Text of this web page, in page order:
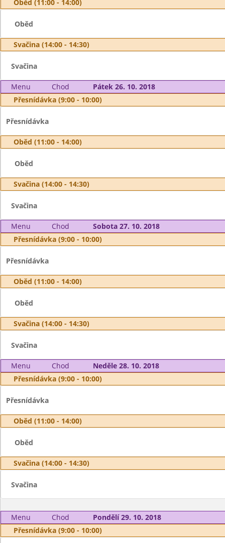
Oběd (11:00 - 14:00)
Oběd
Svačina (14:00 - 14:30)
Svačina
Menu Chod
Pátek 26. 10. 2018
Přesnídávka (9:00 - 10:00)
Přesnídávka
Oběd (11:00 - 14:00)
Oběd
Svačina (14:00 - 14:30)
Svačina
Menu Chod
Sobota 27. 10. 2018
Přesnídávka (9:00 - 10:00)
Přesnídávka
Oběd (11:00 - 14:00)
Oběd
Svačina (14:00 - 14:30)
Svačina
Menu Chod
Neděle 28. 10. 2018
Přesnídávka (9:00 - 10:00)
Přesnídávka
Oběd (11:00 - 14:00)
Oběd
Svačina (14:00 - 14:30)
Svačina
Menu Chod
Pondělí 29. 10. 2018
Přesnídávka (9:00 - 10:00)